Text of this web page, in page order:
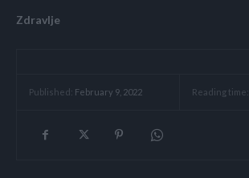
Zdravlje
Published: February 9, 2022 Reading time: